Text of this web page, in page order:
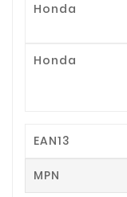
Honda
Honda
EAN13
MPN